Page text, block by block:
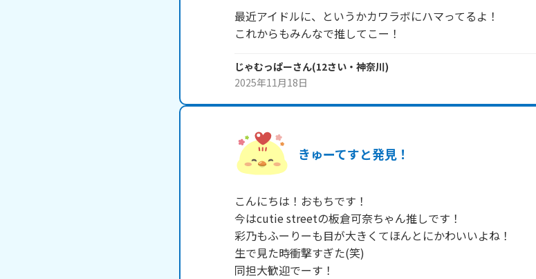
最近アイドルに、というかカワラボにハマってるよ！
これからもみんなで推してこー！
じゃむっぱーさん(12さい・ 神奈川)
2025年11月18日
きゅーてすと発見！
こんにちは！おもちです！
今はcutie streetの板倉可奈ちゃん推しです！
彩乃もふーりーも目が大きくてほんとにかわいいよね！
生で見た時衝撃すぎた(笑)
同担大歓迎でーす！